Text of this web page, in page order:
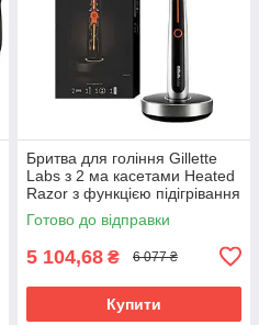
Бритва для гоління Gillette
Labs з 2 ма касетами Heated
Razor з функцією підігрівання
01596
Готово до відправки
5 104,68 ₴ 6 077 ₴
Купити